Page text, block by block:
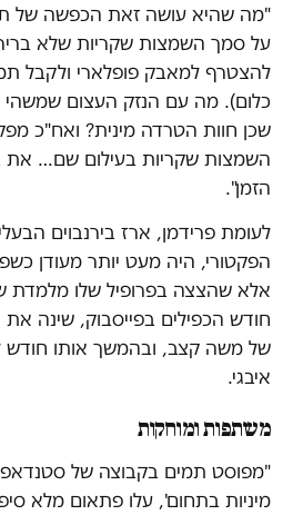
"מה שהיא עושה זאת הכפשה של
על סמך השמצות שקריות שלא
להצטרף למאבק פופלארי ולקבל
כלום). מה עם הנזק העצום שמשהי
שכן חוות הטרדה מינית? ואח"כ
השמצות שקריות בעילום שם… את
הזמן".
לעומת פרידמן, ארז בירנבוים
הפקטורי, היה מעט יותר מעודן
חודש הכפילים בפייסבוק, שינה את
של משה קצב, ובהמשך אותו חודש
איבגי.
משתפות ומוחקות
"מפוסט תמים בקבוצה של
מיניות בתחום', עלו פתאום מלא